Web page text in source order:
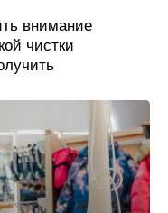
внимание
чистки